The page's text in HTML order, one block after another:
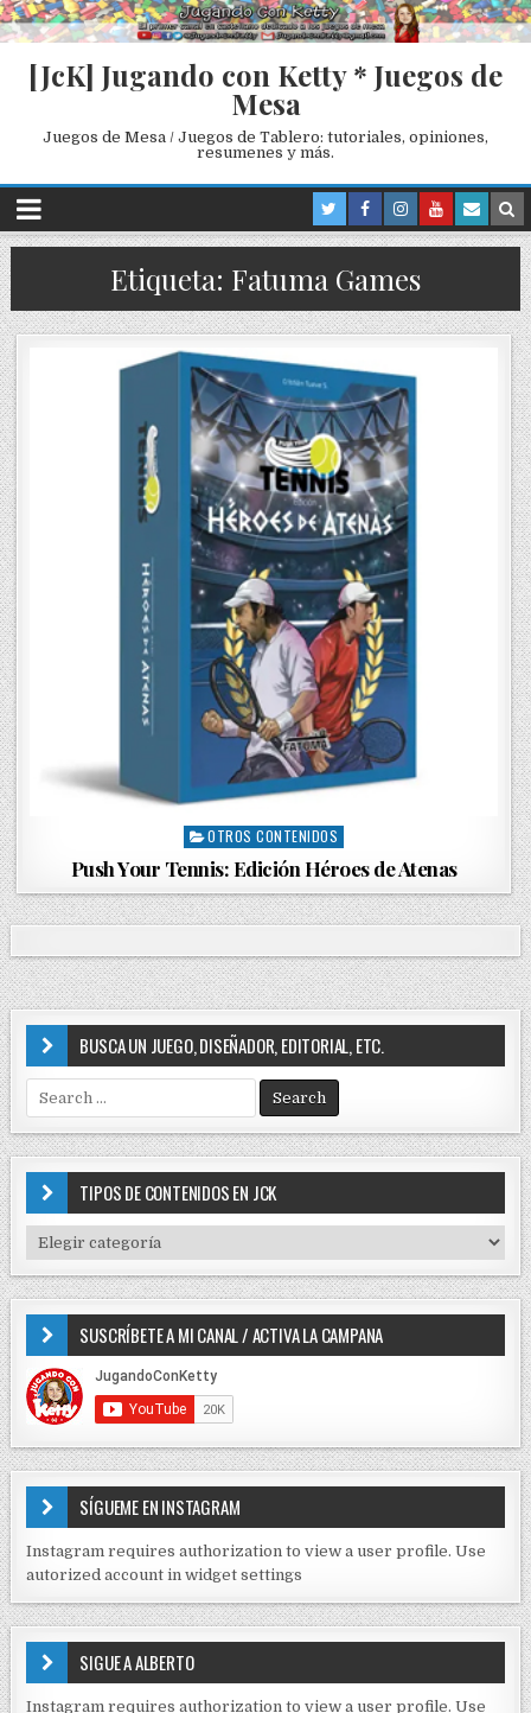
[JcK] Jugando con Ketty * Juegos de
Mesa
Juegos de Mesa / Juegos de Tablero: tutoriales, opiniones,
resumenes y más.
Etiqueta: Fatuma Games
P
t
e
d
i
n
OTROS CONTENIDOS
Push Your Tennis: Edición Héroes de Atenas
BUSCA UN JUEGO, DISEÑADOR, EDITORIAL, ETC.
e
a
r
f
r
:
TIPOS DE CONTENIDOS EN JCK
I
P
D
E
C
O
N
T
I
D
S
E
J
SUSCRÍBETE A MI CANAL / ACTIVA LA CAMPANA
SÍGUEME EN INSTAGRAM
Instagram requires authorization to view a user profile. Use
autorized account in widget settings
SIGUE A ALBERTO
Instagram requires authorization to view a user profile. Use